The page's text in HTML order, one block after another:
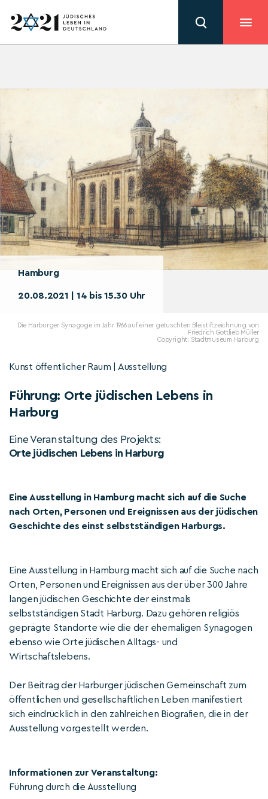
Hamburg
20.08.2021 | 14 bis 15.30 Uhr
Die Harburger Synagoge im Jahr 1966 auf einer getuschten Bleistiftzeichnung von
Friedrich Gottlieb Müller
Copyright: Stadtmuseum Harburg
Kunst öffentlicher Raum | Ausstellung
Führung: Orte jüdischen Lebens in
Harburg
Eine Veranstaltung des Projekts:
Orte jüdischen Lebens in Harburg
Eine Ausstellung in Hamburg macht sich auf die Suche
nach Orten, Personen und Ereignissen aus der jüdischen
Geschichte des einst selbstständigen Harburgs.
Eine Ausstellung in Hamburg macht sich auf die Suche nach
Orten, Personen und Ereignissen aus der über 300 Jahre
langen jüdischen Geschichte der einstmals
selbstständigen Stadt Harburg. Dazu gehören religiös
geprägte Standorte wie die der ehemaligen Synagogen
ebenso wie Orte jüdischen Alltags- und
Wirtschaftslebens.
Der Beitrag der Harburger jüdischen Gemeinschaft zum
öffentlichen und gesellschaftlichen Leben manifestiert
sich eindrücklich in den zahlreichen Biografien, die in der
Ausstellung vorgestellt werden.
Informationen zur Veranstaltung:
Führung durch die Ausstellung